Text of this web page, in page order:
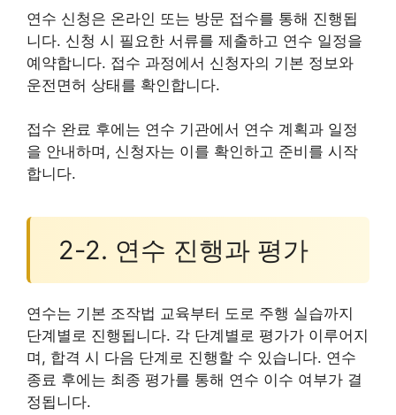
연수 신청은 온라인 또는 방문 접수를 통해 진행됩
니다. 신청 시 필요한 서류를 제출하고 연수 일정을
예약합니다. 접수 과정에서 신청자의 기본 정보와
운전면허 상태를 확인합니다.
접수 완료 후에는 연수 기관에서 연수 계획과 일정
을 안내하며, 신청자는 이를 확인하고 준비를 시작
합니다.
2-2. 연수 진행과 평가
연수는 기본 조작법 교육부터 도로 주행 실습까지
단계별로 진행됩니다. 각 단계별로 평가가 이루어지
며, 합격 시 다음 단계로 진행할 수 있습니다. 연수
종료 후에는 최종 평가를 통해 연수 이수 여부가 결
정됩니다.